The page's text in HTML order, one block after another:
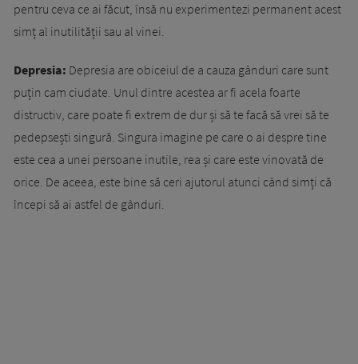
pentru ceva ce ai făcut, însă nu experimentezi permanent acest
simț al inutilității sau al vinei.
Depresia: Depresia are obiceiul de a cauza gânduri care sunt
puțin cam ciudate. Unul dintre acestea ar fi acela foarte
distructiv, care poate fi extrem de dur și să te facă să vrei să te
pedepsești singură. Singura imagine pe care o ai despre tine
este cea a unei persoane inutile, rea și care este vinovată de
orice. De aceea, este bine să ceri ajutorul atunci când simți că
începi să ai astfel de gânduri.